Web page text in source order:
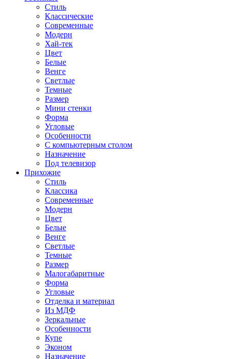
Стиль
Классические
Современные
Модерн
Хай-тек
Цвет
Белые
Венге
Светлые
Темные
Размер
Мини стенки
Форма
Угловые
Особенности
С компьютерным столом
Назначение
Под телевизор
Прихожие
Стиль
Классика
Современные
Модерн
Цвет
Белые
Венге
Светлые
Темные
Размер
Малогабаритные
Форма
Угловые
Отделка и материал
Из МДФ
Зеркальные
Особенности
Купе
Эконом
Назначение